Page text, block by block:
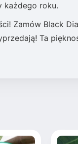
każdego roku.
Zamów Black
Ta